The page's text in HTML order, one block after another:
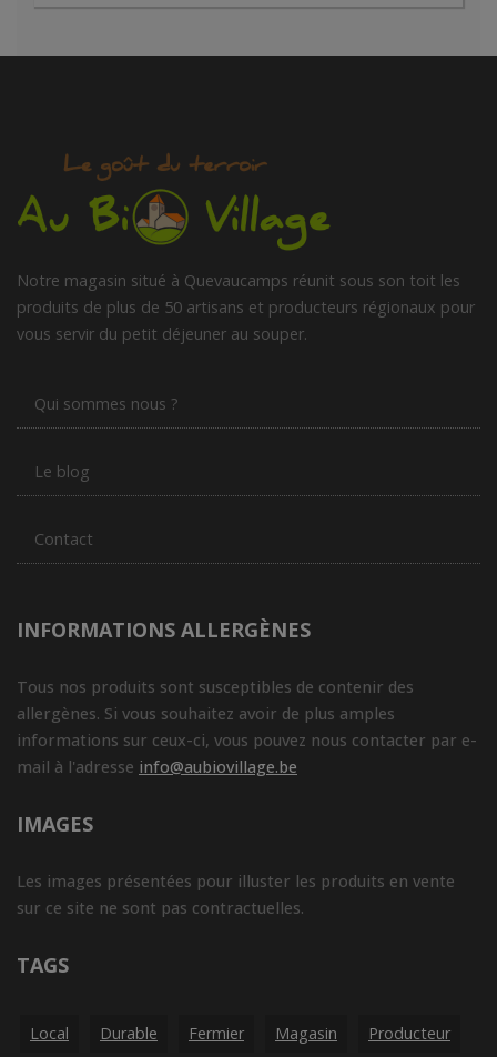
Notre magasin situé à Quevaucamps réunit sous son toit les
produits de plus de 50 artisans et producteurs régionaux pour
vous servir du petit déjeuner au souper.
Qui sommes nous ?
Le blog
Contact
INFORMATIONS ALLERGÈNES
Tous nos produits sont susceptibles de contenir des
allergènes. Si vous souhaitez avoir de plus amples
informations sur ceux-ci, vous pouvez nous contacter par e-
mail à l'adresse info@aubiovillage.be
IMAGES
Les images présentées pour illuster les produits en vente
sur ce site ne sont pas contractuelles.
TAGS
Local Durable Fermier Magasin Producteur